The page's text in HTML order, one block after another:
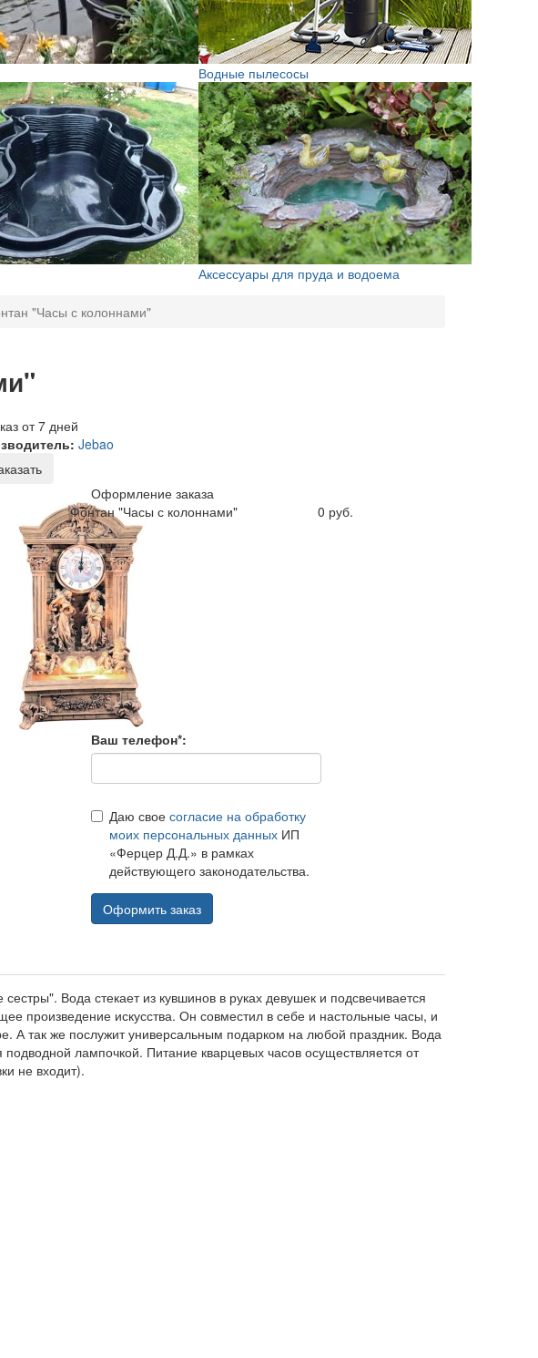
Водные пылесосы
Аксессуары для пруда и водоема
"Часы с колоннами"
от 7 дней
Jebao
Оформление заказа
Фонтан "Часы с колоннами"
0 руб.
Ваш телефон*:
Даю свое согласие на обработку
моих персональных данныхИП
«Ферцер Д.Д.» в рамках
действующего законодательства.
Оформить заказ
Вода стекает из кувшинов в руках девушек и подсвечивается
произведение искусства. Он совместил в себе и настольные часы, и
А так же послужит универсальным подарком на любой праздник. Вода
подводной лампочкой. Питание кварцевых часов осуществляется от
не входит).